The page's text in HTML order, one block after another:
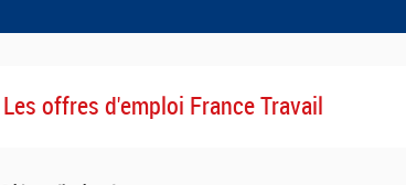
Les offres d'emploi France Travail